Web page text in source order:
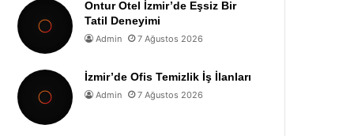
Ontur Otel İzmir’de Eşsiz Bir
Tatil Deneyimi
Admin 7 Ağustos 2026
İzmir’de Ofis Temizlik İş İlanları
Admin 7 Ağustos 2026